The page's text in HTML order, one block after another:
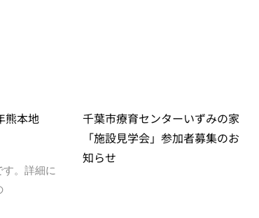
熊本地
。詳細に
千葉市療育センターいずみの家
「施設見学会」参加者募集のお
知らせ